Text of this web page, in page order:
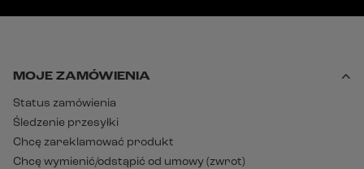
MOJE ZAMÓWIENIA
Status zamówienia
Śledzenie przesyłki
Chcę zareklamować produkt
Chcę wymienić/odstąpić od umowy (zwrot)